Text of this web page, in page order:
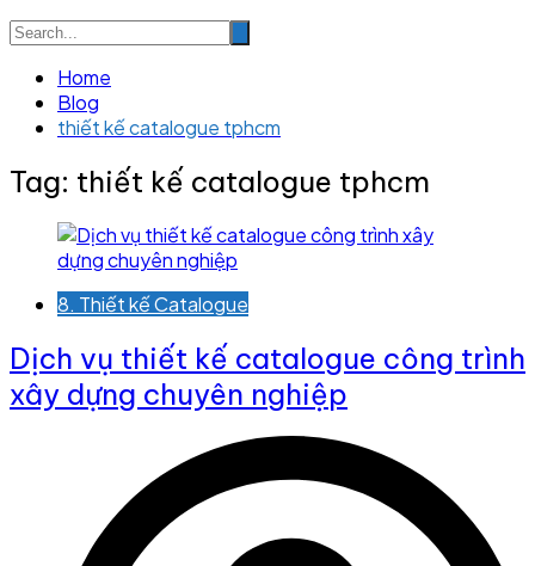
Home
Blog
thiết kế catalogue tphcm
Tag: thiết kế catalogue tphcm
8. Thiết kế Catalogue
Dịch vụ thiết kế catalogue công trình
xây dựng chuyên nghiệp